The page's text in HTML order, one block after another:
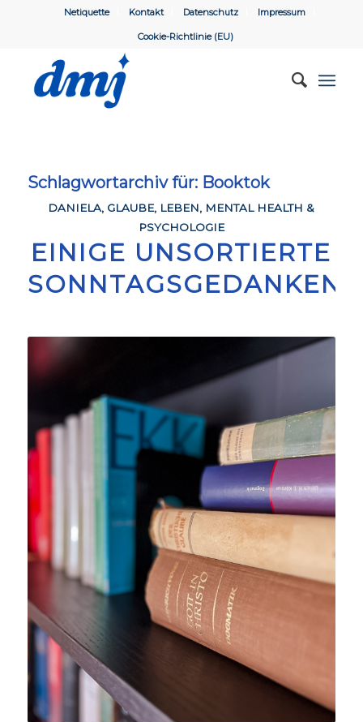
Netiquette Kontakt Datenschutz Impressum
Cookie-Richtlinie (EU)
Schlagwortarchiv für: Booktok
DANIELA, GLAUBE, LEBEN, MENTAL HEALTH &
PSYCHOLOGIE
EINIGE UNSORTIERTE
SONNTAGSGEDANKEN